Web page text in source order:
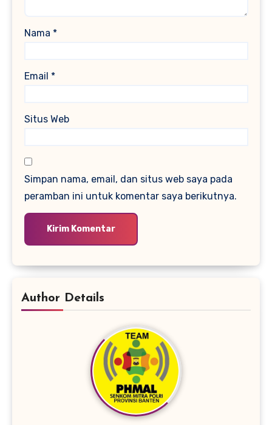
Nama *
Email *
Situs Web
Simpan nama, email, dan situs web saya pada
peramban ini untuk komentar saya berikutnya.
Author Details